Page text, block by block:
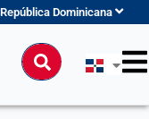
Dominicana
Buscar